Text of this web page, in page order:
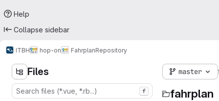
Help
Collapse sidebar
ITBH hop-on FahrplanRepository
Files
f
master
fahrplan